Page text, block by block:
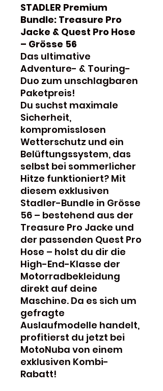
STADLER Premium
Bundle: Treasure Pro
Jacke & Quest Pro Hose
– Grösse 56
Das ultimative
Adventure- & Touring-
Duo zum unschlagbaren
Paketpreis!
Du suchst maximale
Sicherheit,
kompromisslosen
Wetterschutz und ein
Belüftungssystem, das
selbst bei sommerlicher
Hitze funktioniert? Mit
diesem exklusiven
Stadler-Bundle in Grösse
56 – bestehend aus der
Treasure Pro Jacke und
der passenden Quest Pro
Hose – holst du dir die
High-End-Klasse der
Motorradbekleidung
direkt auf deine
Maschine. Da es sich um
gefragte
Auslaufmodelle handelt,
profitierst du jetzt bei
MotoNuba von einem
exklusiven Kombi-
Rabatt!